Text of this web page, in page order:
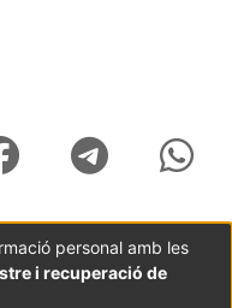
personal amb les
i recuperació de